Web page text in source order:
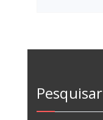
Pesquisar